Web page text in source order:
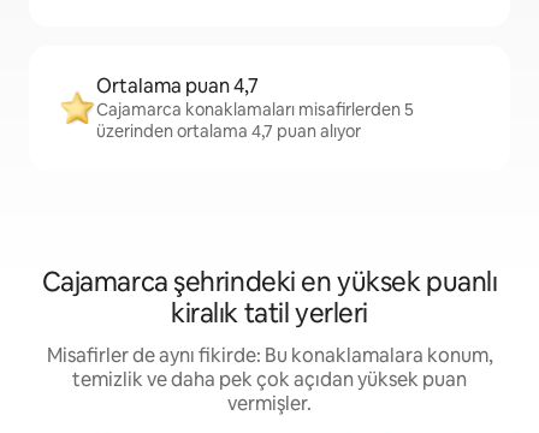
Ortalama puan 4,7
Cajamarca konaklamaları misafirlerden 5
üzerinden ortalama 4,7 puan alıyor
Cajamarca şehrindeki en yüksek puanlı
kiralık tatil yerleri
Misafirler de aynı fikirde: Bu konaklamalara konum,
temizlik ve daha pek çok açıdan yüksek puan
vermişler.